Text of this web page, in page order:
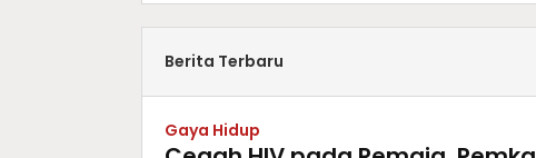
Berita Terbaru
Gaya Hidup